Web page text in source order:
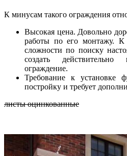
К минусам такого ограждения
Высокая цена. Довольно
работы по его монтажу. К
сложности по поиску
создать
ограждение.
Требование к установке
постройку и требует
листы оцинкованные